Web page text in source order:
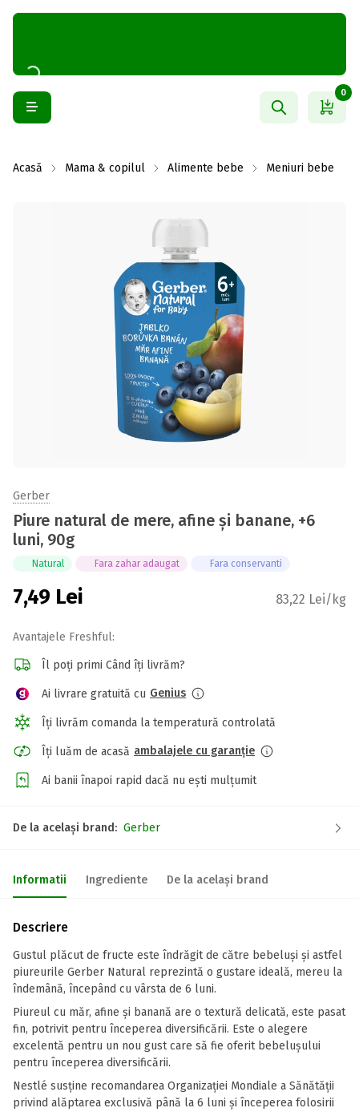
0
Acasă Mama & copilul Alimente bebe Meniuri bebe
Gerber
Piure natural de mere, afine și banane, +6
luni, 90g
Natural Fara zahar adaugat Fara conservanti
7,49 Lei 83,22 Lei/kg
Avantajele Freshful:
Îl poți primi Când îți livrăm?
Ai livrare gratuită cu Genius
Îți livrăm comanda la temperatură controlată
Îți luăm de acasă ambalajele cu garanție
Ai banii înapoi rapid dacă nu ești mulțumit
De la același brand: Gerber
Informatii Ingrediente De la același brand
Descriere
Gustul plăcut de fructe este îndrăgit de către bebeluși și astfel
piureurile Gerber Natural reprezintă o gustare ideală, mereu la
îndemână, începând cu vârsta de 6 luni.
Piureul cu măr, afine și banană are o textură delicată, este pasat
fin, potrivit pentru începerea diversificării. Este o alegere
excelentă pentru un nou gust care să fie oferit bebelușului
pentru începerea diversificării.
Nestlé susține recomandarea Organizației Mondiale a Sănătății
privind alăptarea exclusivă până la 6 luni și începerea folosirii